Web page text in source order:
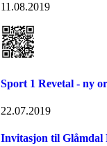
11.08.2019
Sport 1 Revetal - ny
22.07.2019
Invitasjon til Glåmdal